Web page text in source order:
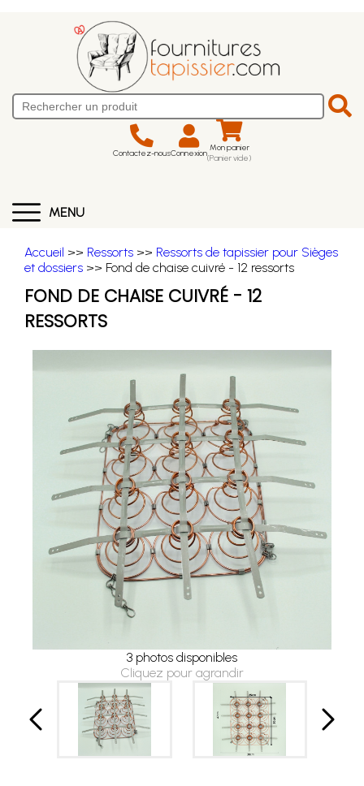
Contactez-nousConnexion Mon panier
(Panier vide)
MENU
Accueil >> Ressorts >> Ressorts de tapissier pour Sièges
et dossiers >> Fond de chaise cuivré - 12 ressorts
FOND DE CHAISE CUIVRÉ - 12
RESSORTS
3 photos disponibles
Cliquez pour agrandir